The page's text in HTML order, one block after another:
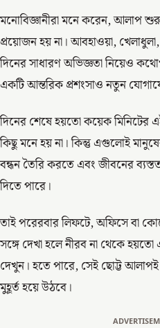
মনোবিজ্ঞানীরা মনে করেন, আলাপ
প্রয়োজন হয় না। আবহাওয়া,
দিনের সাধারণ অভিজ্ঞতা নিয়েও
একটি আন্তরিক প্রশংসাও নতুন
দিনের শেষে হয়তো কয়েক
কিছু মনে হয় না। কিন্তু এগুলোই
বন্ধন তৈরি করতে এবং জীবনের
দিতে পারে।
তাই পরেরবার লিফটে, অফিসে বা
সঙ্গে দেখা হলে নীরব না থেকে হয়তো
দেখুন। হতে পারে, সেই ছোট্ট
মুহূর্ত হয়ে উঠবে।